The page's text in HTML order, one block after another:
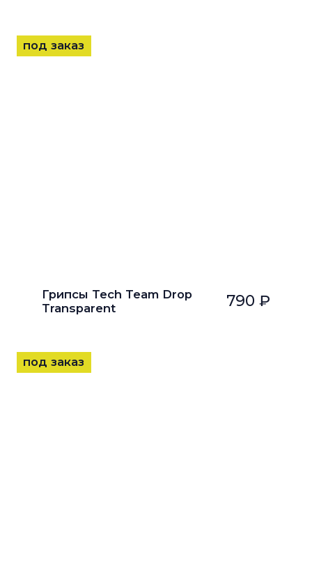
Грипсы Tech Team Drop
Transparent
790 ₽
под заказ
под заказ